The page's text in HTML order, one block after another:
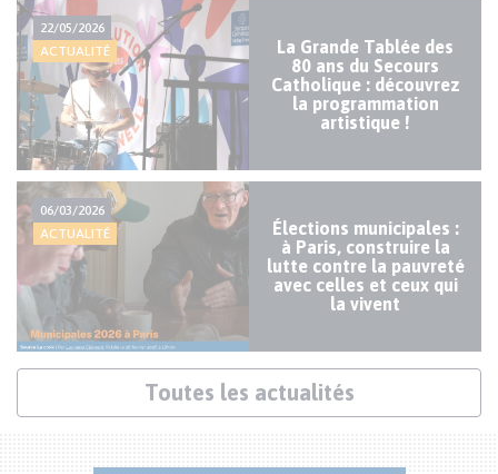
Actualités
mineures
22/05/2026
ACTUALITÉ
La Grande Tablée des
80 ans du Secours
Catholique : découvrez
la programmation
artistique !
06/03/2026
ACTUALITÉ
Élections municipales :
à Paris, construire la
lutte contre la pauvreté
avec celles et ceux qui
la vivent
Toutes les actualités